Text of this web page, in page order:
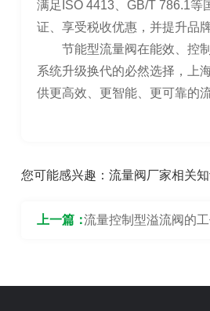
满足ISO 4413、GB/T 786.1等
证、享受税收优惠，并提升品牌
节能型流量阀在能效、控
系统升级换代的必然选择，上
供更高效、更智能、更可靠的
您可能感兴趣： 流量阀厂家相关
上一篇：流量控制型溢流阀的